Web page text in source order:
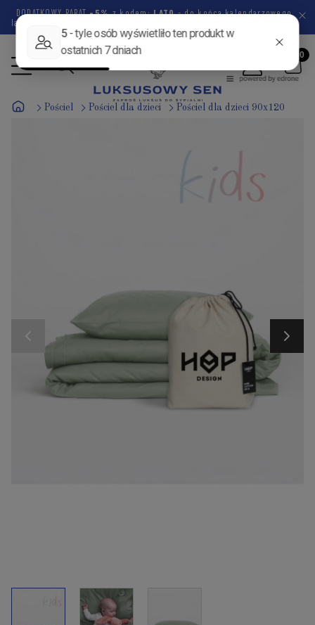
DODATKOWY RABAT-5%z kodem:LATO- do końca kalendarzowego
lata pozostało
Pościel Pościel dla dzieci Pościel dla dzieci 90x120